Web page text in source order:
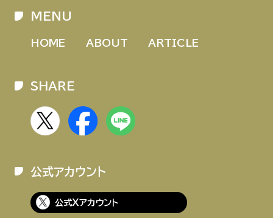
MENU
HOME ABOUT ARTICLE
SHARE
公式アカウント
公式Xアカウント